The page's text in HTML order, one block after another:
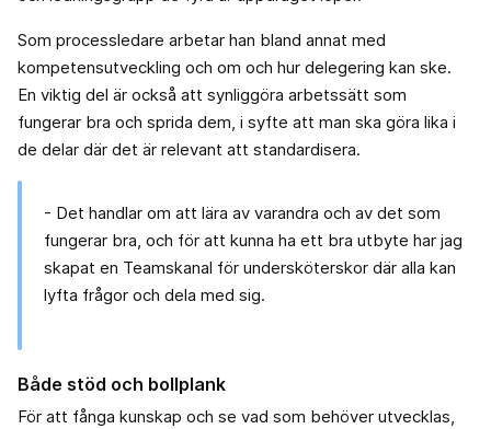
Som processledare arbetar han bland annat med
kompetensutveckling och om och hur delegering kan ske.
En viktig del är också att synliggöra arbetssätt som
fungerar bra och sprida dem, i syfte att man ska göra lika i
de delar där det är relevant att standardisera.
- Det handlar om att lära av varandra och av det som
fungerar bra, och för att kunna ha ett bra utbyte har jag
skapat en Teamskanal för undersköterskor där alla kan
lyfta frågor och dela med sig.
Både stöd och bollplank
För att fånga kunskap och se vad som behöver utvecklas,